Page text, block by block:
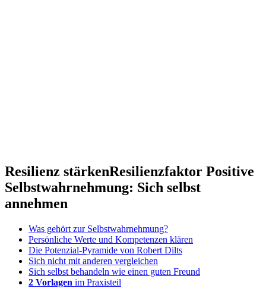
Resilienz stärkenResilienzfaktor Positive
Selbstwahrnehmung: Sich selbst
annehmen
Was gehört zur Selbstwahrnehmung?
Persönliche Werte und Kompetenzen klären
Die Potenzial-Pyramide von Robert Dilts
Sich nicht mit anderen vergleichen
Sich selbst behandeln wie einen guten Freund
2 Vorlagen im Praxisteil